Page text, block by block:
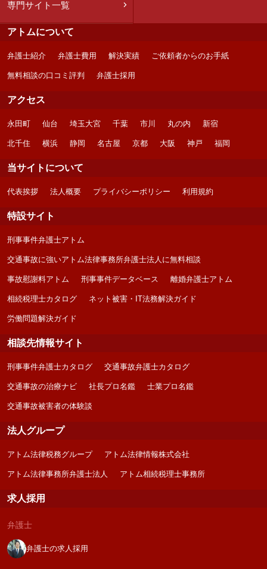
専門サイト一覧
アトムについて
弁護士紹介 弁護士費用 解決実績 ご依頼者からのお手紙
無料相談の口コミ評判 弁護士採用
アクセス
永田町 仙台 埼玉大宮 千葉 市川 丸の内 新宿
北千住 横浜 静岡 名古屋 京都 大阪 神戸 福岡
当サイトについて
代表挨拶 法人概要 プライバシーポリシー 利用規約
特設サイト
刑事事件弁護士アトム
交通事故に強いアトム法律事務所弁護士法人に無料相談
事故慰謝料アトム 刑事事件データベース 離婚弁護士アトム
相続税理士カタログ ネット被害・IT法務解決ガイド
労働問題解決ガイド
相談先情報サイト
刑事事件弁護士カタログ 交通事故弁護士カタログ
交通事故の治療ナビ 社長プロ名鑑 士業プロ名鑑
交通事故被害者の体験談
法人グループ
アトム法律税務グループ アトム法律情報株式会社
アトム法律事務所弁護士法人 アトム相続税理士事務所
求人採用
弁護士
弁護士の求人採用